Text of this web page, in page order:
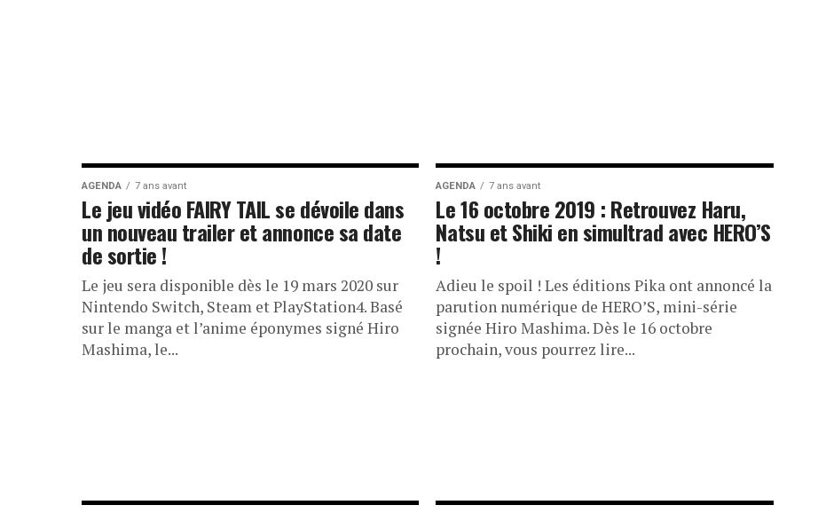
AGENDA 7 ans avant
Le jeu vidéo FAIRY TAIL se dévoile dans
un nouveau trailer et annonce sa date
de sortie !
Le jeu sera disponible dès le 19 mars 2020 sur
Nintendo Switch, Steam et PlayStation4. Basé
sur le manga et l’anime éponymes signé Hiro
Mashima, le...
AGENDA 7 ans avant
Le 16 octobre 2019 : Retrouvez Haru,
Natsu et Shiki en simultrad avec HERO’S
!
Adieu le spoil ! Les éditions Pika ont annoncé la
parution numérique de HERO’S, mini-série
signée Hiro Mashima. Dès le 16 octobre
prochain, vous pourrez lire...